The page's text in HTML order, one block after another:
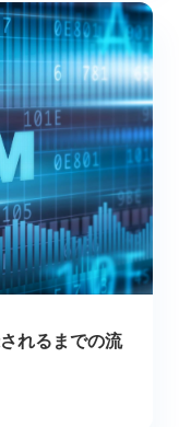
れるまでの流